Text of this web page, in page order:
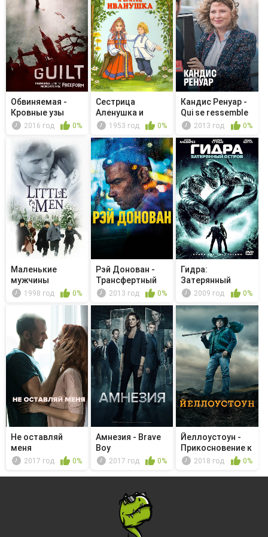
Обвиняемая -
Кровные узы
2016 год 0%
Сестрица
Аленушка и
братец Иванушка
1953 год 0%
Кандис Ренуар -
Qui se ressemble
s'as...2013 год 0%
Маленькие
мужчины
1998 год 0%
Рэй Донован -
Трансфертный
агент2013 год 0%
Гидра:
Затерянный
остров
2009 год 0%
Не оставляй
меня
2017 год 0%
Амнезия - Brave
Boy
2017 год 0%
Йеллоустоун -
Прикосновение к
врагу2018 год 0%